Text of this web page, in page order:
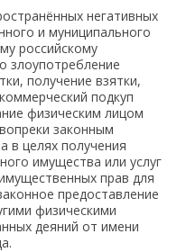
негативных
и муниципального
российскому
злоупотребление
получение взятки,
подкуп
физическим лицом
законным
в целях получения
имущества или услуг
прав для
предоставление
физическими
деяний от имени